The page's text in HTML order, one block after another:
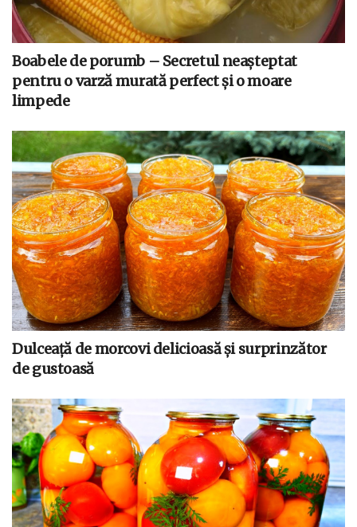
Boabele de porumb – Secretul neașteptat
pentru o varză murată perfect și o moare
limpede
Dulceață de morcovi delicioasă și surprinzător
de gustoasă